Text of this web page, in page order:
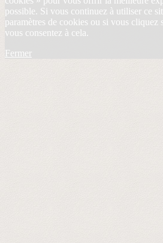
possible. Si vous continuez à utiliser ce
paramètres de cookies ou si vous
vous consentez à cela.
Fermer